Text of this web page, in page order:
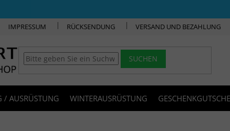
IMPRESSUM RÜCKSENDUNG VERSAND UND BEZAHLUNG
SUCHEN
/ AUSRÜSTUNG WINTERAUSRÜSTUNG